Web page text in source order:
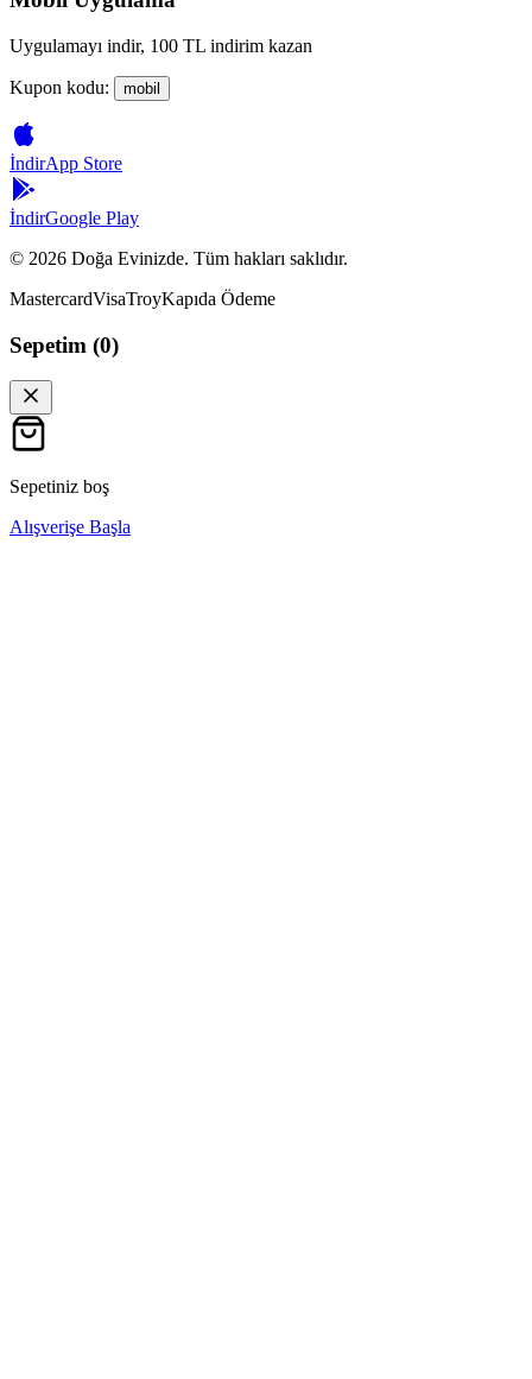
Uygulamayı indir, 100 TL indirim kazan
Kupon kodu: mobil
İndirApp Store
İndirGoogle Play
© 2026 Doğa Evinizde. Tüm hakları saklıdır.
MastercardVisaTroyKapıda Ödeme
Sepetim (0)
Sepetiniz boş
Alışverişe Başla